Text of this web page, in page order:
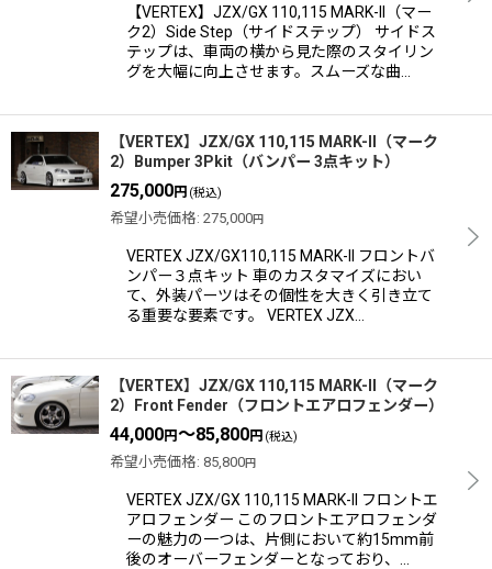
【VERTEX】JZX/GX 110,115 MARK-II（マー
ク2）Side Step（サイドステップ） サイドス
テップは、車両の横から見た際のスタイリン
グを大幅に向上させます。スムーズな曲…
【VERTEX】JZX/GX 110,115 MARK-II（マーク
2）Bumper 3Pkit（バンパー 3点キット）
275,000円 (税込)
希望小売価格: 275,000円
VERTEX JZX/GX110,115 MARK-II フロントバ
ンパー３点キット 車のカスタマイズにおい
て、外装パーツはその個性を大きく引き立て
る重要な要素です。 VERTEX JZX…
【VERTEX】JZX/GX 110,115 MARK-II（マーク
2）Front Fender（フロントエアロフェンダー）
44,000円～85,800円 (税込)
希望小売価格: 85,800円
VERTEX JZX/GX 110,115 MARK-II フロントエ
アロフェンダー このフロントエアロフェンダ
ーの魅力の一つは、片側において約15mm前
後のオーバーフェンダーとなっており、…